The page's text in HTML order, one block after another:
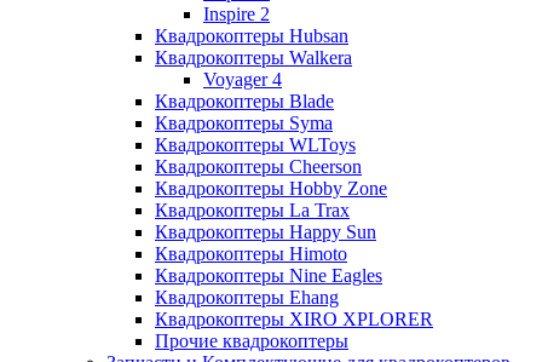
Inspire 2
Квадрокоптеры Hubsan
Квадрокоптеры Walkera
Voyager 4
Квадрокоптеры Blade
Квадрокоптеры Syma
Квадрокоптеры WLToys
Квадрокоптеры Cheerson
Квадрокоптеры Hobby Zone
Квадрокоптеры La Trax
Квадрокоптеры Happy Sun
Квадрокоптеры Himoto
Квадрокоптеры Nine Eagles
Квадрокоптеры Ehang
Квадрокоптеры XIRO XPLORER
Прочие квадрокоптеры